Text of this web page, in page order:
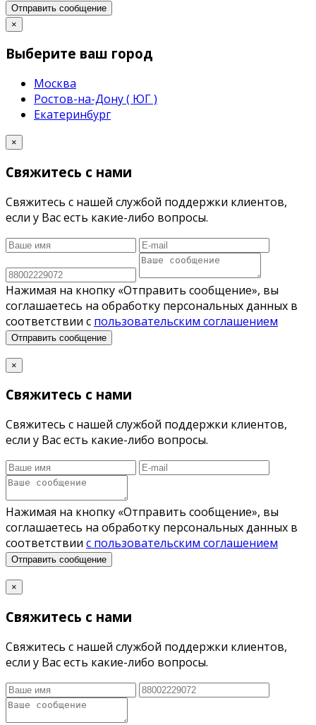
Отправить сообщение
×
Выберите ваш город
Москва
Ростов-на-Дону ( ЮГ )
Екатеринбург
×
Свяжитесь с нами
Свяжитесь с нашей службой поддержки клиентов,
если у Вас есть какие-либо вопросы.
Нажимая на кнопку «Отправить сообщение», вы
соглашаетесь на обработку персональных данных в
соответствии с пользовательским соглашением
Отправить сообщение
×
Свяжитесь с нами
Свяжитесь с нашей службой поддержки клиентов,
если у Вас есть какие-либо вопросы.
Нажимая на кнопку «Отправить сообщение», вы
соглашаетесь на обработку персональных данных в
соответствии с пользовательским соглашением
Отправить сообщение
×
Свяжитесь с нами
Свяжитесь с нашей службой поддержки клиентов,
если у Вас есть какие-либо вопросы.